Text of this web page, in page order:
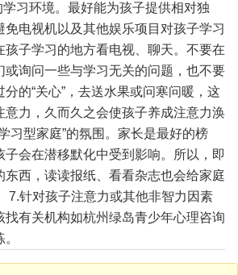
习环境。最好能为孩子提供相对独
免电视机以及其他娱乐项目对孩子学习
孩子学习的地方看电视、聊天。不要在
或询问一些与学习无关的问题，也不要
的“关心”，去送水果或问寒问暖，这
意力，久而久之会使孩子养成注意力涣
习型家庭”的氛围。家长是最好的榜
子会在潜移默化中受到影响。所以，即
东西，读读报纸、看看杂志也会给家庭
7.针对孩子注意力或其他非智力因素
找有关机构如杭州绿岛青少年心理咨询